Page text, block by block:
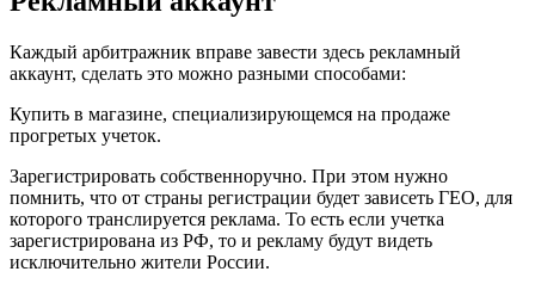
Каждый арбитражник вправе завести здесь рекламный
аккаунт, сделать это можно разными способами:
Купить в магазине, специализирующемся на продаже
прогретых учеток.
Зарегистрировать собственноручно. При этом нужно
помнить, что от страны регистрации будет зависеть ГЕО, для
которого транслируется реклама. То есть если учетка
зарегистрирована из РФ, то и рекламу будут видеть
исключительно жители России.